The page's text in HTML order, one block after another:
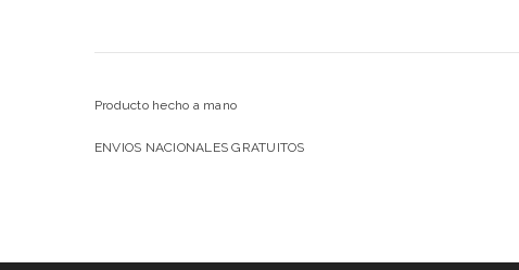
Producto hecho a mano
ENVIOS NACIONALES GRATUITOS